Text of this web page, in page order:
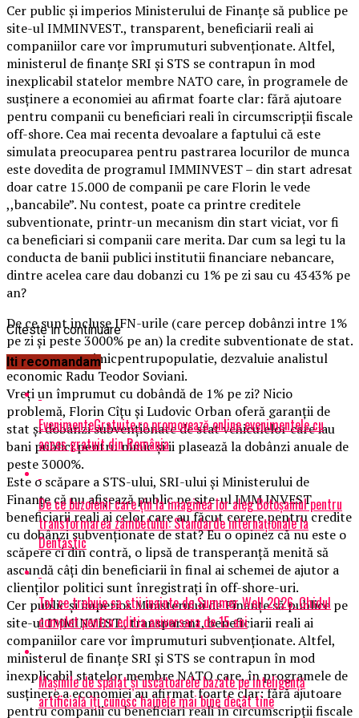
Cer public și imperios Ministerului de Finanțe să publice pe
site-ul IMMINVEST., transparent, beneficiarii reali ai
companiilor care vor împrumuturi subvenționate. Altfel,
ministerul de finanțe SRI și STS se contrapun în mod
inexplicabil statelor membre NATO care, în programele de
susținere a economiei au afirmat foarte clar: fără ajutoare
pentru companii cu beneficiari reali în circumscripții fiscale
off-shore. Cea mai recenta devoalare a faptului că este
simulata preocuparea pentru pastrarea locurilor de munca
este dovedita de programul IMMINVEST – din start adresat
doar catre 15.000 de companii pe care Florin le vede
,,bancabile”. Nu contest, poate ca printre creditele
subventionate, printr-un mecanism din start viciat, vor fi
ca beneficiari si companii care merita. Dar cum sa legi tu la
conducta de banii publici institutii financiare nebancare,
dintre acelea care dau dobanzi cu 1% pe zi sau cu 4343% pe
an?
De ce sunt incluse IFN-urile (care percep dobânzi intre 1%
pe zi și peste 3000% pe an) la credite subventionate de stat.
Un raspuns. #nimicpentrupopulatie, dezvaluie analistul
economic Radu Teodor Soviani.
Vreți un împrumut cu dobândă de 1% pe zi? Nicio
problemă, Florin Cîțu și Ludovic Orban oferă garanții de
stat și dobânzi subvenționate de stat vehiculelor care iau
bani publici pentru nimic și ii plasează la dobânzi anuale de
peste 3000%.
Este o scăpare a STS-ului, SRI-ului și Ministerului de
Finanțe că nu afișează public pe site-ul IMM INVEST
beneficiarii reali ai celor care au făcut cerere pentru credite
cu dobânzi subvenționate de stat? Eu o opinez că nu este o
scăpere ci din contră, o lipsă de transperanță menită să
ascundă câți din beneficiarii în final ai schemei de ajutor a
clienților politici sunt înregistrați în off-shore-uri.
Cer public și imperios Ministerului de Finanțe să publice pe
site-ul IMMINVEST., transparent, beneficiarii reali ai
companiilor care vor împrumuturi subvenționate. Altfel,
ministerul de finanțe SRI și STS se contrapun în mod
inexplicabil statelor membre NATO care, în programele de
susținere a economiei au afirmat foarte clar: fără ajutoare
pentru companii cu beneficiari reali în circumscripții fiscale
Citeste in continuare
Iti recomandam
EvenimenteGratuite.ro promovează online evenimentele cu
acces gratuit din România
De ce buzoienii care țin la imaginea lor aleg Botoșaniul pentru
transformarea zâmbetului: Standarde internaționale la
Dentastic
Tot ce trebuie sa stii inainte de Summer Well 2026. Ghidul
complet pentru editia aniversara de 15 ani
Mașinile de spălat și uscătoarele bazate pe inteligență
artificială îți cunosc hainele mai bine decât tine